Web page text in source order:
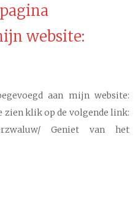
website:
aan mijn website:
zien klik op de volgende link:
Geniet van het